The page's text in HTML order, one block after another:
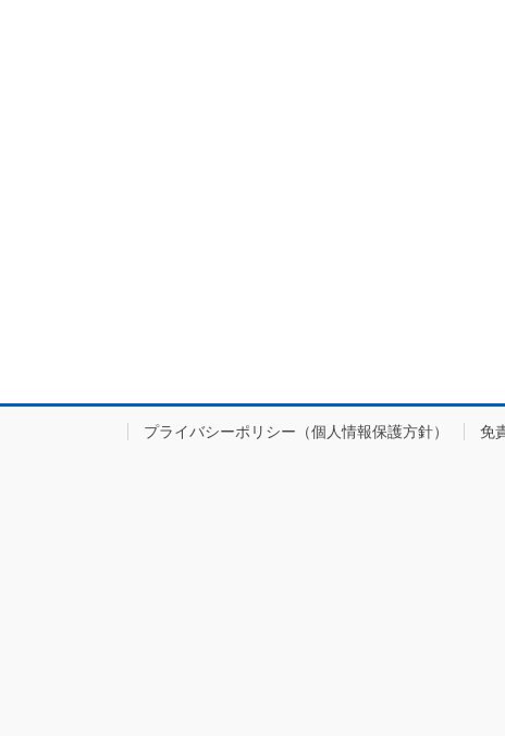
プライバシーポリシー（個人情報保護方針） 免